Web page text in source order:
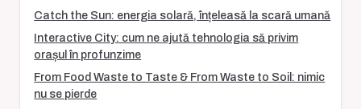
Catch the Sun: energia solară, înțeleasă la scară umană
Interactive City: cum ne ajută tehnologia să privim
orașul în profunzime
From Food Waste to Taste & From Waste to Soil: nimic
nu se pierde